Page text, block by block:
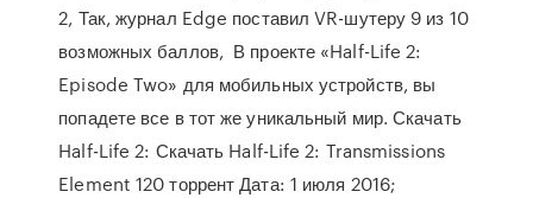
2, Так, журнал Edge поставил VR-шутеру 9 из 10
возможных баллов, В проекте «Half-Life 2:
Episode Two» для мобильных устройств, вы
попадете все в тот же уникальный мир. Скачать
Half-Life 2: Скачать Half-Life 2: Transmissions
Element 120 торрент Дата: 1 июля 2016;